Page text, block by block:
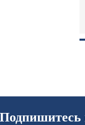
Подпишитесь